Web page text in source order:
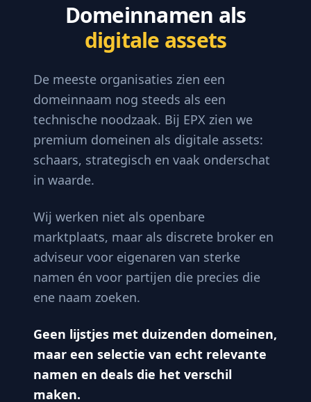
Domeinnamen als
digitale assets
De meeste organisaties zien een
domeinnaam nog steeds als een
technische noodzaak. Bij EPX zien we
premium domeinen als digitale assets:
schaars, strategisch en vaak onderschat
in waarde.
Wij werken niet als openbare
marktplaats, maar als discrete broker en
adviseur voor eigenaren van sterke
namen én voor partijen die precies die
ene naam zoeken.
Geen lijstjes met duizenden domeinen,
maar een selectie van echt relevante
namen en deals die het verschil
maken.